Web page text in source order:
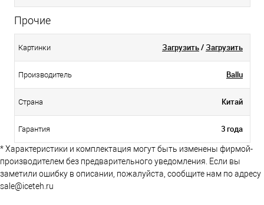
Прочие
Картинки Загрузить/Загрузить
Производитель Ballu
Страна Китай
Гарантия 3 года
* Характеристики и комплектация могут быть изменены фирмой-
производителем без предварительного уведомления. Если вы
заметили ошибку в описании, пожалуйста, сообщите нам по адресу
sale@iceteh.ru